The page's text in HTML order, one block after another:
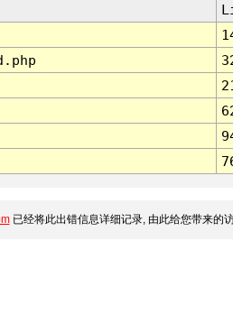
已经将此出错信息详细记录, 由此给您带来的